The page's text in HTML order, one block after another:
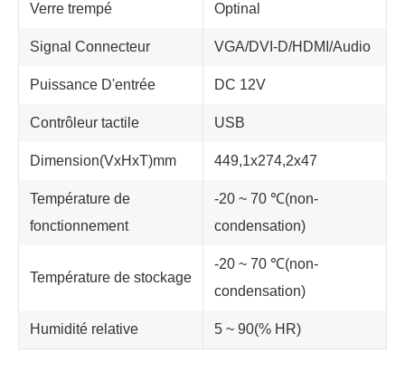
Verre trempé Optinal
Signal Connecteur VGA/DVI-D/HDMI/Audio
Puissance D'entrée DC 12V
Contrôleur tactile USB
Dimension(VxHxT)mm 449,1x274,2x47
Température de
fonctionnement
-20 ~ 70 ℃(non-
condensation)
Température de stockage
-20 ~ 70 ℃(non-
condensation)
Humidité relative 5 ~ 90(% HR)